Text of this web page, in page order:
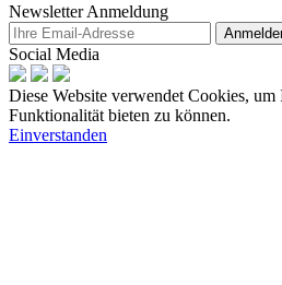
Newsletter Anmeldung
Social Media
Diese Website verwendet Cookies,
Funktionalität bieten zu können.
Einverstanden